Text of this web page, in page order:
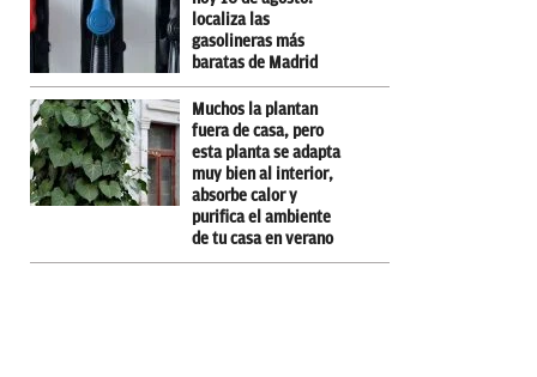
localiza las
gasolineras más
baratas de Madrid
Muchos la plantan
fuera de casa, pero
esta planta se adapta
muy bien al interior,
absorbe calor y
purifica el ambiente
de tu casa en verano